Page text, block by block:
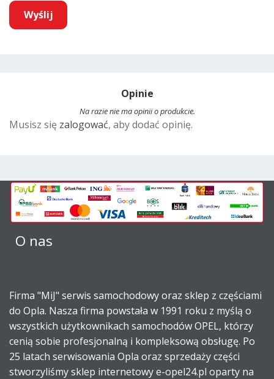
n
v
:
Opinie
Na razie nie ma opinii o produkcie.
Musisz się zalogować, aby dodać opinię.
O nas
Firma "MiJ" serwis samochodowy oraz sklep z częściami
do Opla. Nasza firma powstała w 1991 roku z myślą o
wszystkich użytkownikach samochodów OPEL, którzy
cenią sobie profesjonalną i kompleksową obsługę. Po
25 latach serwisowania Opla oraz sprzedaży części
stworzyliśmy sklep internetowy e-opel24.pl oparty na